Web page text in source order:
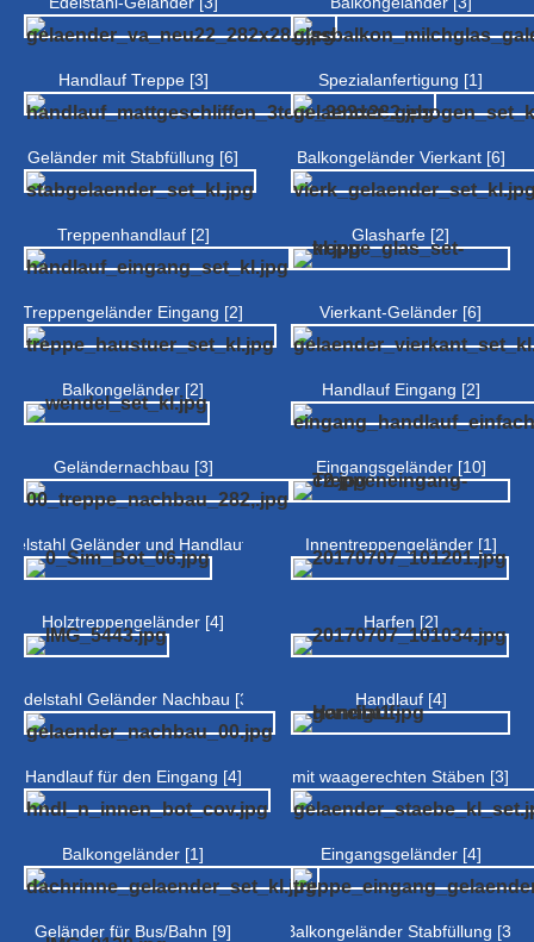
Handlauf Treppe [3] Spezialanfertigung [1]
Geländer mit Stabfüllung [6] Balkongeländer Vierkant [6]
Treppenhandlauf [2] Glasharfe [2]
Treppengeländer Eingang [2] Vierkant-Geländer [6]
Balkongeländer [2] Handlauf Eingang [2]
Geländernachbau [3] Eingangsgeländer [10]
Geländer und Handlauf [3] Innentreppengeländer [1]
Holztreppengeländer [4] Harfen [2]
Edelstahl Geländer Nachbau [3] Handlauf [4]
Handlauf für den Eingang [4] mit waagerechten Stäben [3]
Balkongeländer [1] Eingangsgeländer [4]
Geländer für Bus/Bahn [9] Balkongeländer Stabfüllung [3]